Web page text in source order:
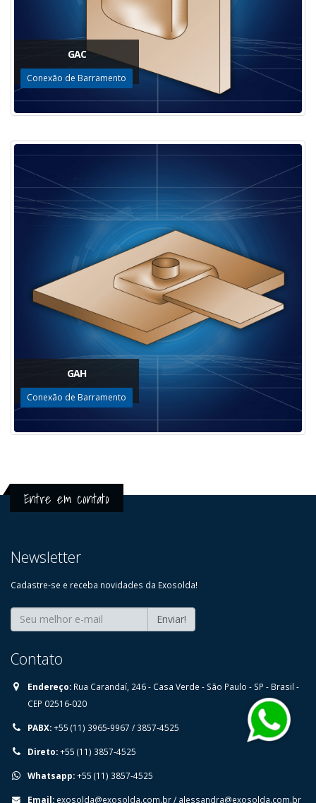
GAC
Conexão de Barramento
GAH
Conexão de Barramento
Entre em contato
Newsletter
Cadastre-se e receba novidades da Exosolda!
Enviar!
Contato
Endereço: ⁠Rua Carandaí, 246 - Casa Verde - São Paulo - SP - Brasil -
CEP 02516-020
PABX:+55 (11) 3965-9967 / 3857-4525
Direto:+55 (11) 3857-4525
Whatsapp:+55 (11) 3857-4525
Email: exosolda@exosolda.com.br/ alessandra@exosolda.com.br